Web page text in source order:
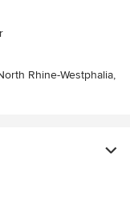
Rhine-Westphalia,